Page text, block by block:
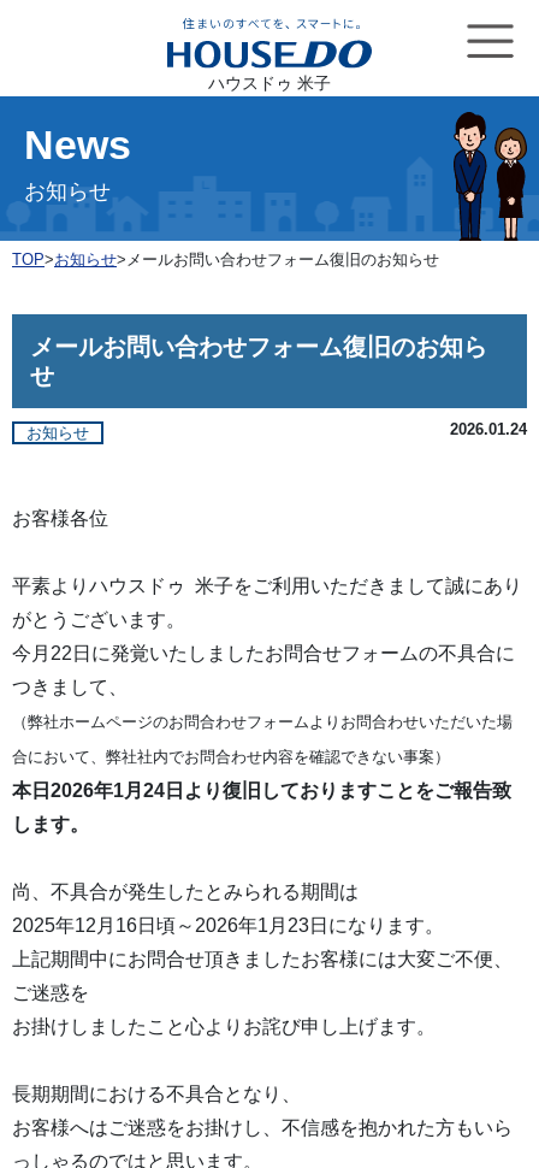
ハウスドゥ 米子
News
お知らせ
TOP>お知らせ> メールお問い合わせフォーム復旧のお知らせ
メールお問い合わせフォーム復旧のお知ら
せ
お知らせ 2026.01.24
お客様各位
平素よりハウスドゥ 米子をご利用いただきまして誠にあり
がとうございます。
今月22日に発覚いたしましたお問合せフォームの不具合に
つきまして、
（弊社ホームページのお問合わせフォームよりお問合わせいただいた場
合において、弊社社内でお問合わせ内容を確認できない事案）
本日2026年1月24日より復旧しておりますことをご報告致
します。
尚、不具合が発生したとみられる期間は
2025年12月16日頃～2026年1月23日になります。
上記期間中にお問合せ頂きましたお客様には大変ご不便、
ご迷惑を
お掛けしましたこと心よりお詫び申し上げます。
長期期間における不具合となり、
お客様へはご迷惑をお掛けし、不信感を抱かれた方もいら
っしゃるのではと思います。